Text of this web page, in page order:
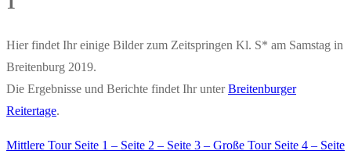
Hier findet Ihr einige Bilder zum Zeitspringen Kl. S* am Samstag in
Breitenburg 2019.
Die Ergebnisse und Berichte findet Ihr unterBreitenburger
Reitertage.
Mittlere Tour Seite 1 – Seite 2 – Seite 3 – Große Tour Seite 4 – Seite